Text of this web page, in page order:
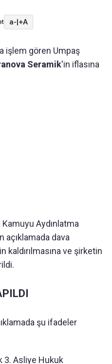
a-|+A
işlem gören Umpaş
Seramik'in iflasına
Aydınlatma
açıklamada dava
kaldırılmasına ve şirketin
şu ifadeler
3. Asliye Hukuk